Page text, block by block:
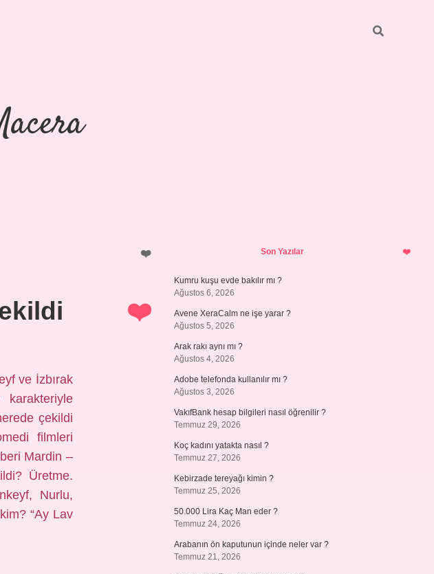
ve İzbırak
çekildi
filmleri
beri Mardin –
Üretme.
Nurlu,
“Ay Lav
SidebarSon Yazılar
Kumru kuşu evde bakılır mı ?
Ağustos 6, 2026
Avene XeraCalm ne işe yarar ?
Ağustos 5, 2026
Arak rakı aynı mı ?
Ağustos 4, 2026
Adobe telefonda kullanılır mı ?
Ağustos 3, 2026
VakıfBank hesap bilgileri nasıl öğrenilir ?
Temmuz 29, 2026
Koç kadını yatakta nasıl ?
Temmuz 27, 2026
Kebirzade tereyağı kimin ?
Temmuz 25, 2026
50.000 Lira Kaç Man eder ?
Temmuz 24, 2026
Arabanın ön kaputunun içinde neler var ?
Temmuz 21, 2026